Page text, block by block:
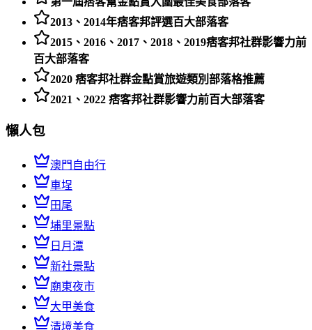
2013、2014年痞客邦評選百大部落客
2015、2016、2017、2018、2019痞客邦社群影響力前
百大部落客
2020 痞客邦社群金點賞旅遊類別部落格推薦
2021、2022 痞客邦社群影響力前百大部落客
懶人包
澳門自由行
車埕
田尾
埔里景點
日月潭
新社景點
廟東夜市
大甲美食
清境美食